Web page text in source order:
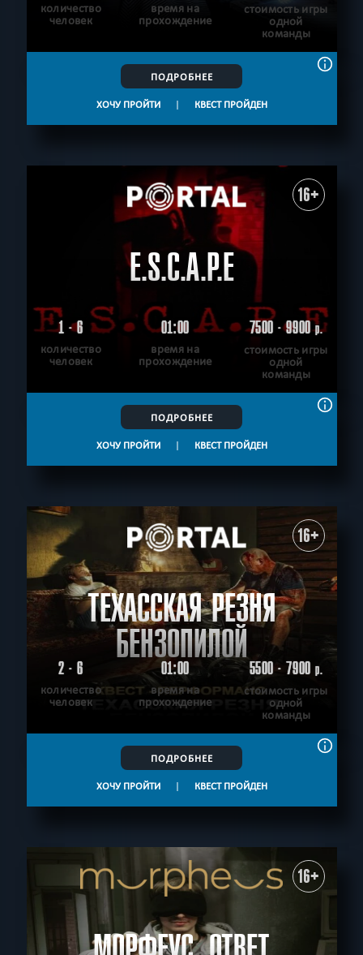
количество
человек
время на
прохождение
стоимость игры
одной
команды
ПОДРОБНЕЕ
ХОЧУ ПРОЙТИ | КВЕСТ ПРОЙДЕН
16+
E.S.C.A.P.E
1 - 6
количество
человек
01:00
время на
прохождение
7500 - 9900р.
стоимость игры
одной
команды
ПОДРОБНЕЕ
ХОЧУ ПРОЙТИ | КВЕСТ ПРОЙДЕН
16+
ТЕХАССКАЯ РЕЗНЯ
БЕНЗОПИЛОЙ
2 - 6
количество
человек
01:00
время на
прохождение
5500 - 7900р.
стоимость игры
одной
команды
ПОДРОБНЕЕ
ХОЧУ ПРОЙТИ | КВЕСТ ПРОЙДЕН
16+